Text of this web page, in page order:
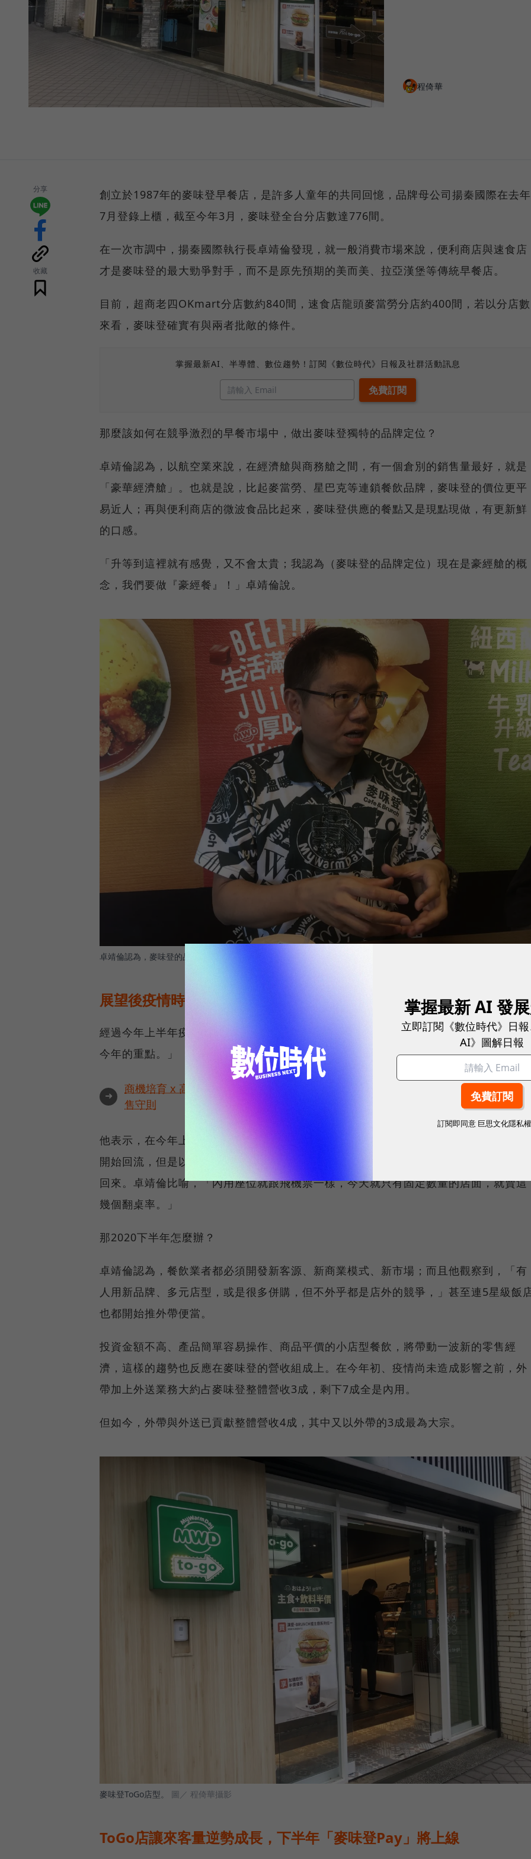
程倚華
分享
收藏
創立於1987年的麥味登早餐店，是許多人童年的共同回憶，品牌母公司揚秦國際在去年
7月登錄上櫃，截至今年3月，麥味登全台分店數達776間。
在一次市調中，揚秦國際執行長卓靖倫發現，就一般消費市場來說，便利商店與速食店
才是麥味登的最大勁爭對手，而不是原先預期的美而美、拉亞漢堡等傳統早餐店。
目前，超商老四OKmart分店數約840間，速食店龍頭麥當勞分店約400間，若以分店數
來看，麥味登確實有與兩者批敵的條件。
掌握最新AI、半導體、數位趨勢！訂閱《數位時代》日報及社群活動訊息
那麼該如何在競爭激烈的早餐市場中，做出麥味登獨特的品牌定位？
卓靖倫認為，以航空業來說，在經濟艙與商務艙之間，有一個倉別的銷售量最好，就是
「豪華經濟艙」。也就是說，比起麥當勞、星巴克等連鎖餐飲品牌，麥味登的價位更平
易近人；再與便利商店的微波食品比起來，麥味登供應的餐點又是現點現做，有更新鮮
的口感。
「升等到這裡就有感覺，又不會太貴；我認為（麥味登的品牌定位）現在是豪經艙的概
念，我們要做『豪經餐』！」卓靖倫說。
卓靖倫認為，麥味登的品牌定位是豪經艙的概念，要做早餐界的豪經餐。
展望後疫情時代餐飲業，麥味登下半年搶攻外帶市場
經過今年上半年疫情影響最劇烈的時期，展望後疫情時代，卓靖倫指出，「外帶市場是
今年的重點。」
➜
商機培育 x 高效報價 x 銷售預測💥AI 如何協助主管提升團隊戰力？免費下載 AI 驅動銷
售守則
他表示，在今年上半展望整體餐飲業營收普遍都在下滑；儘管目前國內疫情趨穩、人潮
開始回流，但是以內用為主的大坪數餐廳來說，在1～5月流失的營收也很難在下半年補
回來。卓靖倫比喻，「內用座位就跟飛機票一樣，今天就只有固定數量的店面，就賣這
幾個翻桌率。」
那2020下半年怎麼辦？
卓靖倫認為，餐飲業者都必須開發新客源、新商業模式、新市場；而且他觀察到，「有
人用新品牌、多元店型，或是很多併購，但不外乎都是店外的競爭，」甚至連5星級飯
也都開始推外帶便當。
投資金額不高、產品簡單容易操作、商品平價的小店型餐飲，將帶動一波新的零售經
濟，這樣的趨勢也反應在麥味登的營收組成上。在今年初、疫情尚未造成影響之前，外
帶加上外送業務大約占麥味登整體營收3成，剩下7成全是內用。
但如今，外帶與外送已貢獻整體營收4成，其中又以外帶的3成最為大宗。
麥味登ToGo店型。 圖／ 程倚華攝影
ToGo店讓來客量逆勢成長，下半年「麥味登Pay」將上線
掌握最新 AI 發展
立即訂閱《數位時代》日
AI》圖解日報
訂閱即同意 巨思文化隱私